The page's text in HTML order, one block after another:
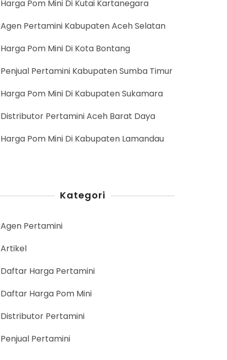
Harga Pom Mini Di Kutai Kartanegara
Agen Pertamini Kabupaten Aceh Selatan
Harga Pom Mini Di Kota Bontang
Penjual Pertamini Kabupaten Sumba Timur
Harga Pom Mini Di Kabupaten Sukamara
Distributor Pertamini Aceh Barat Daya
Harga Pom Mini Di Kabupaten Lamandau
Kategori
Agen Pertamini
Artikel
Daftar Harga Pertamini
Daftar Harga Pom Mini
Distributor Pertamini
Penjual Pertamini